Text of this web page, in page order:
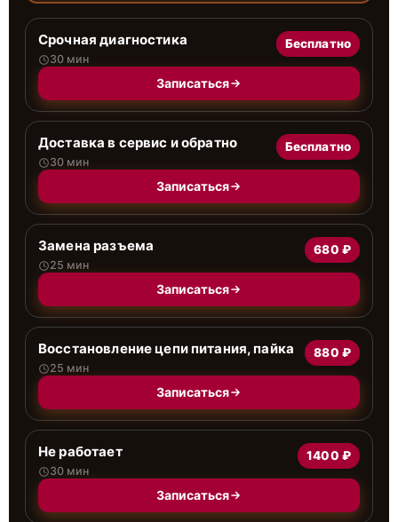
Срочная диагностика
30 мин
Бесплатно
Записаться
Доставка в сервис и обратно
30 мин
Бесплатно
Записаться
Замена разъема
25 мин
680 ₽
Записаться
Восстановление цепи питания, пайка
25 мин
880 ₽
Записаться
Не работает
30 мин
1400 ₽
Записаться